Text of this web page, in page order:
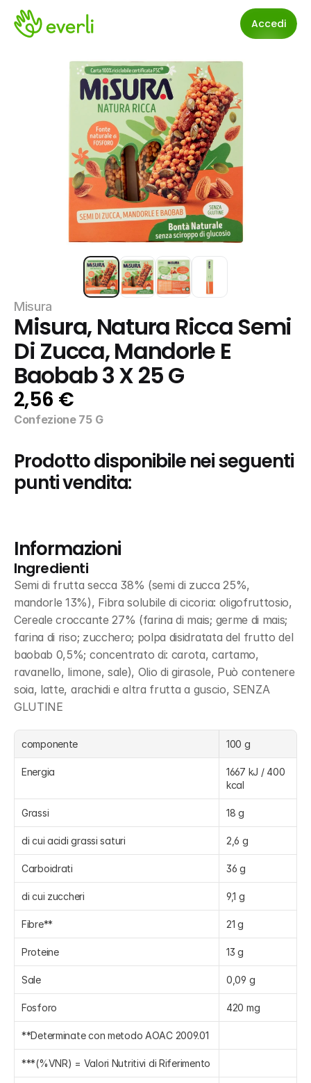
Accedi
Misura
Misura, Natura Ricca Semi
Di Zucca, Mandorle E
Baobab 3 X 25 G
2,56 €
Confezione 75 G
Prodotto disponibile nei seguenti
punti vendita:
Informazioni
Ingredienti
Semi di frutta secca 38% (semi di zucca 25%,
mandorle 13%), Fibra solubile di cicoria: oligofruttosio,
Cereale croccante 27% (farina di mais; germe di mais;
farina di riso; zucchero; polpa disidratata del frutto del
baobab 0,5%; concentrato di: carota, cartamo,
ravanello, limone, sale), Olio di girasole, Può contenere
soia, latte, arachidi e altra frutta a guscio, SENZA
GLUTINE
componente 100 g
Energia
1667 kJ / 400
kcal
Grassi 18 g
di cui acidi grassi saturi 2,6 g
Carboidrati 36 g
di cui zuccheri 9,1 g
Fibre** 21 g
Proteine 13 g
Sale 0,09 g
Fosforo 420 mg
**Determinate con metodo AOAC 2009.01
***(%VNR) = Valori Nutritivi di Riferimento